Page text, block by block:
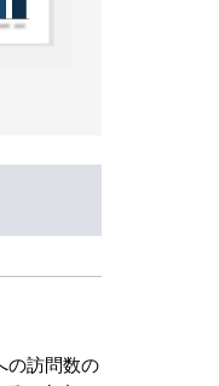
の訪問数の